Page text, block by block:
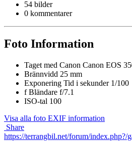
54 bilder
0 kommentarer
Foto Information
Taget med Canon Canon EOS
Brännvidd 25 mm
Exponering Tid i sekunder 1/100
f Bländare f/7.1
ISO-tal 100
Visa alla foto EXIF information
Share
https://terrangbil.net/forum/index.php?/